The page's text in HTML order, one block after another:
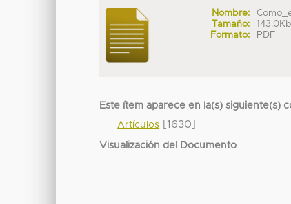
Nombre:
Tamaño:
143.0Kb
Formato:
PDF
Este ítem aparece en la(s) siguiente(s)
Artículos [1630]
Visualización del Documento